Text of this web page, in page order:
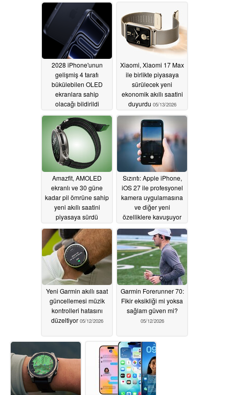
2028 iPhone'unun
gelişmiş 4 tarafı
bükülebilen OLED
ekranlara sahip
olacağı bildirildi
05/14/2026
Xiaomi, Xiaomi 17 Max
ile birlikte piyasaya
sürülecek yeni
ekonomik akıllı saatini
duyurdu 05/13/2026
Amazfit, AMOLED
ekranlı ve 30 güne
kadar pil ömrüne sahip
yeni akıllı saatini
piyasaya sürdü
05/13/2026
Sızıntı: Apple iPhone,
iOS 27 ile profesyonel
kamera uygulamasına
ve diğer yeni
özelliklere kavuşuyor
05/13/2026
Yeni Garmin akıllı saat
güncellemesi müzik
kontrolleri hatasını
düzeltiyor 05/12/2026
Garmin Forerunner 70:
Fikir eksikliği mi yoksa
sağlam güven mi?
05/12/2026